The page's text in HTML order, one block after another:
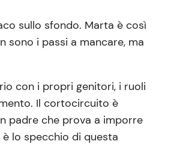
sullo sfondo. Marta è così
sono i passi a mancare, ma
con i propri genitori, i ruoli
Il cortocircuito è
padre che prova a imporre
lo specchio di questa